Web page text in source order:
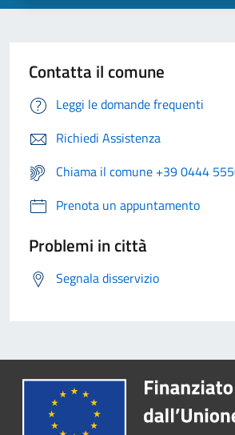
Contatta il comune
Leggi le domande frequenti
Richiedi Assistenza
Chiama il comune +39 0444
Prenota un appuntamento
Problemi in città
Segnala disservizio